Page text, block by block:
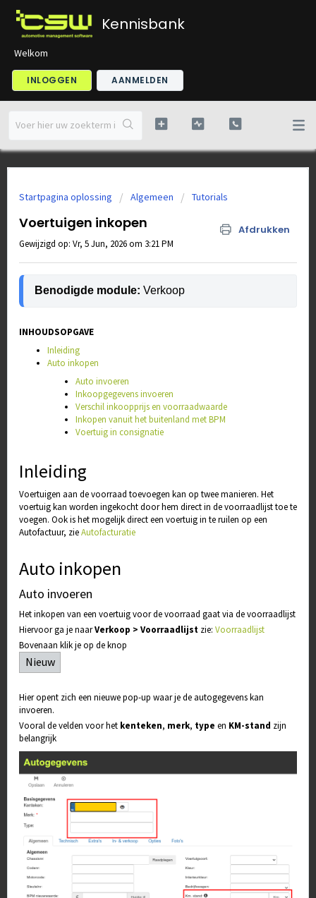
Kennisbank
Welkom
INLOGGEN AANMELDEN
Startpagina oplossing Algemeen Tutorials
Voertuigen inkopen Afdrukken
Gewijzigd op: Vr, 5 Jun, 2026 om 3:21 PM
Benodigde module: Verkoop
INHOUDSOPGAVE
Inleiding
Auto inkopen
Auto invoeren
Inkoopgegevens invoeren
Verschil inkoopprijs en voorraadwaarde
Inkopen vanuit het buitenland met BPM
Voertuig in consignatie
Inleiding
Voertuigen aan de voorraad toevoegen kan op twee manieren. Het
voertuig kan worden ingekocht door hem direct in de voorraadlijst toe te
voegen. Ook is het mogelijk direct een voertuig in te ruilen op een
Autofactuur, zieAutofacturatie
Auto inkopen
Auto invoeren
Het inkopen van een voertuig voor de voorraad gaat via de voorraadlijst
Hiervoor ga je naarVerkoop > Voorraadlijst zie: Voorraadlijst
Bovenaan klik je op de knop
Nieuw
Hier opent zich een nieuwe pop-up waar je de autogegevens kan
invoeren.
Vooral de velden voor het kenteken, merk, type en KM-stand zijn
belangrijk